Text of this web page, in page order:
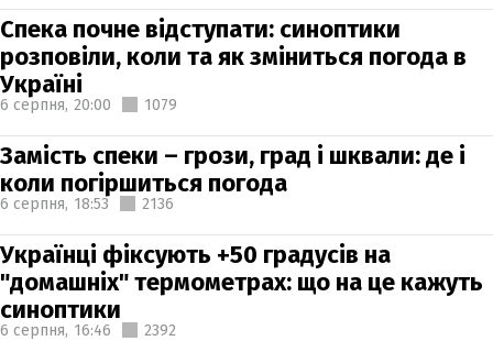
Спека почне відступати: синоптики
розповіли, коли та як зміниться погода в
Україні
6 серпня, 20:00 1079
Замість спеки – грози, град і шквали: де і
коли погіршиться погода
6 серпня, 18:53 2136
Українці фіксують +50 градусів на
"домашніх" термометрах: що на це кажуть
синоптики
6 серпня, 16:46 2392